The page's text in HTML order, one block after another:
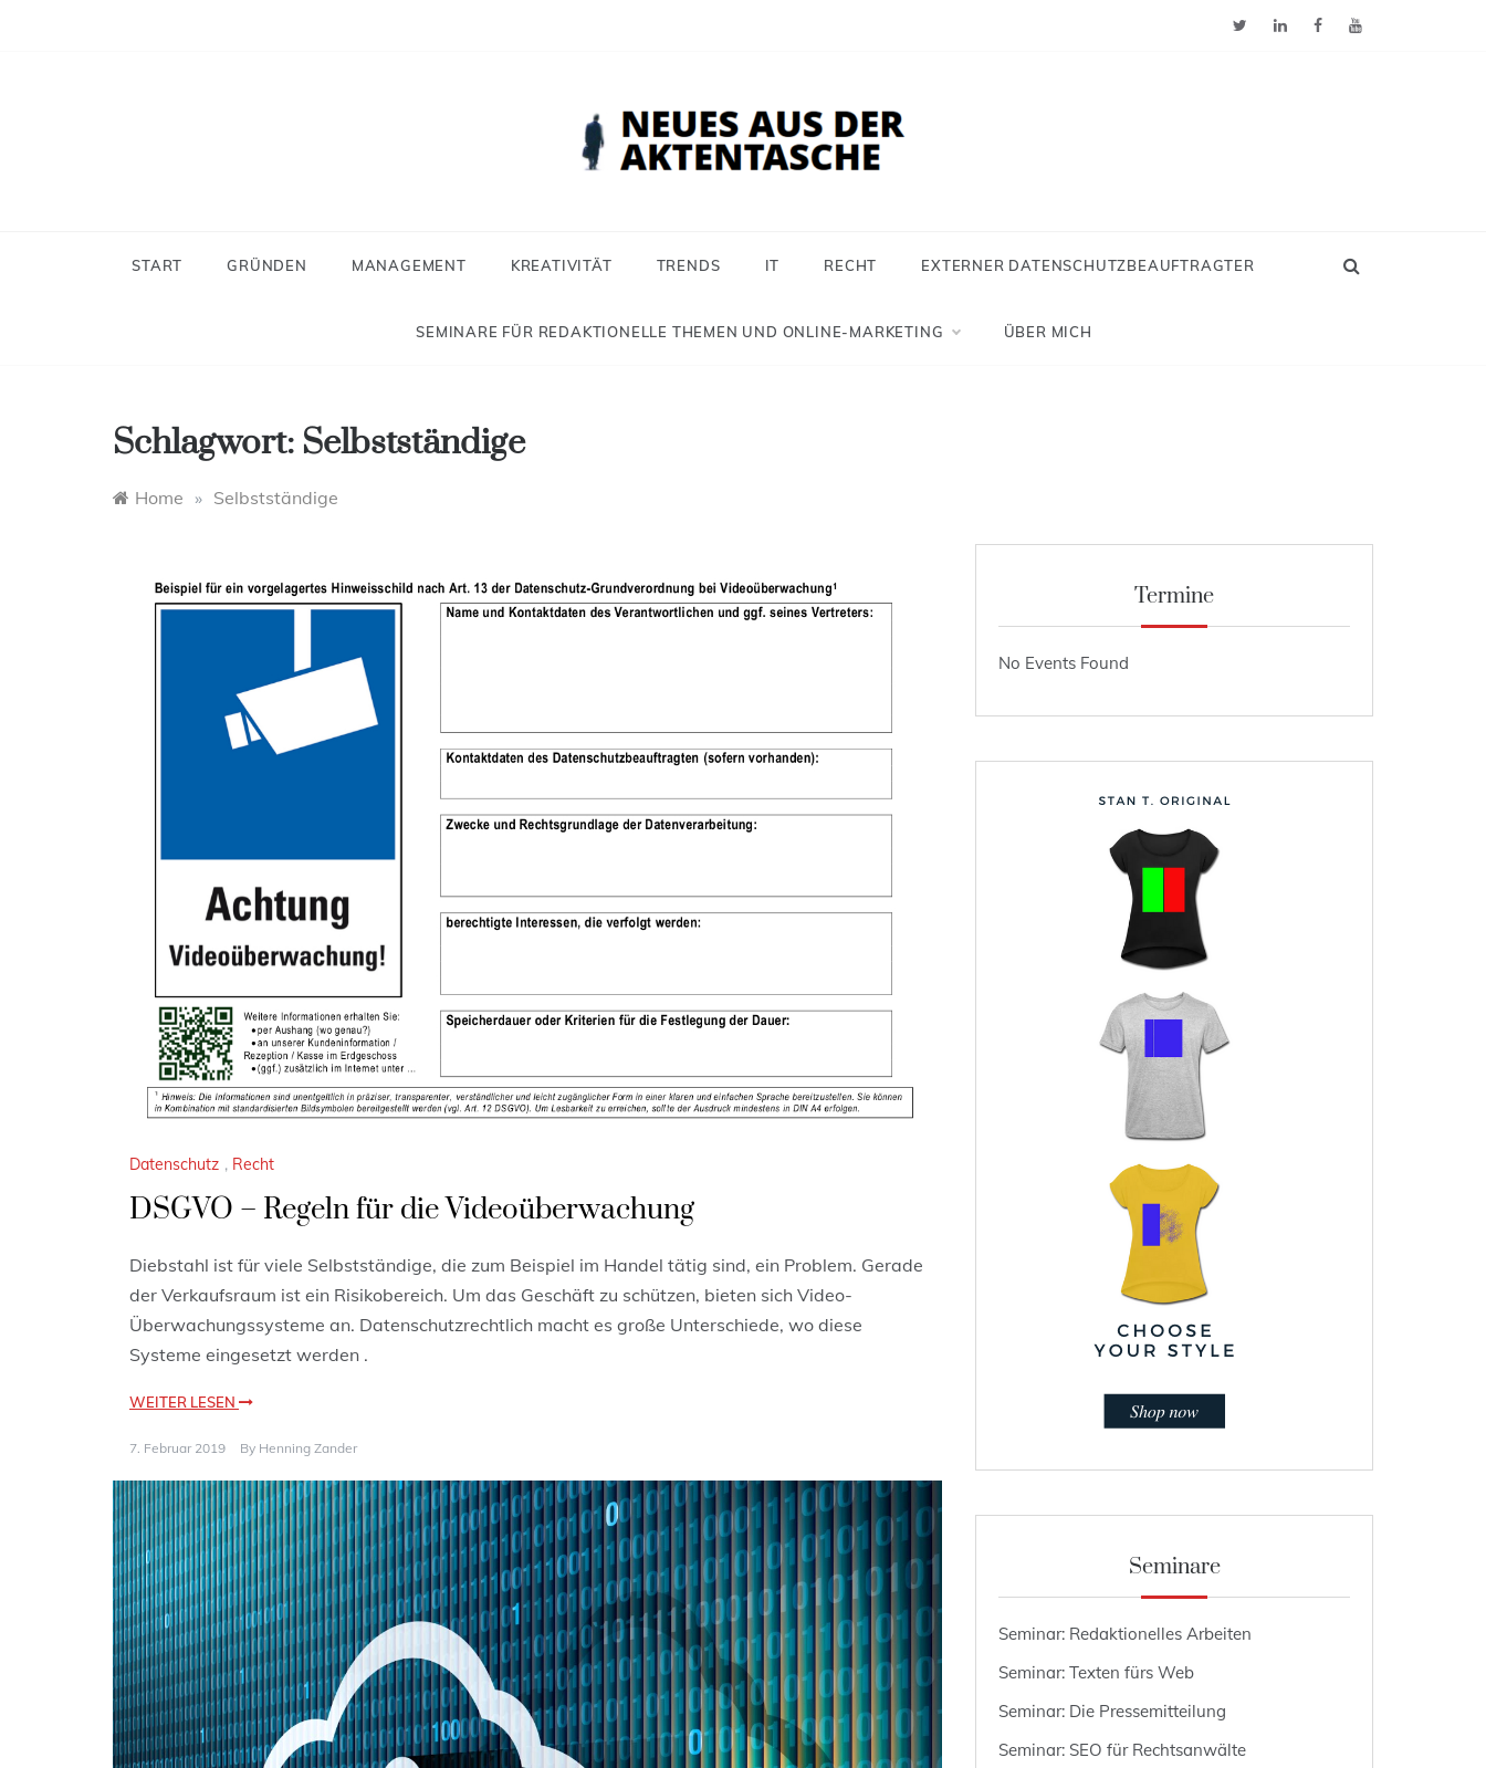
START GRÜNDEN MANAGEMENT KREATIVITÄT TRENDS IT RECHT EXTERNER DATENSCHUTZBEAUFTRAGTER
SEMINARE FÜR REDAKTIONELLE THEMEN UND ONLINE-MARKETING ÜBER MICH
Schlagwort: Selbstständige
Home » Selbstständige
Datenschutz , Recht
DSGVO – Regeln für die Videoüberwachung
Diebstahl ist für viele Selbstständige, die zum Beispiel im Handel tätig sind, ein Problem. Gerade
der Verkaufsraum ist ein Risikobereich. Um das Geschäft zu schützen, bieten sich Video-
Überwachungssysteme an. Datenschutzrechtlich macht es große Unterschiede, wo diese
Systeme eingesetzt werden .
WEITER LESEN
7. Februar 2019 By Henning Zander
Termine
No Events Found
Seminare
Seminar: Redaktionelles Arbeiten
Seminar: Texten fürs Web
Seminar: Die Pressemitteilung
Seminar: SEO für Rechtsanwälte